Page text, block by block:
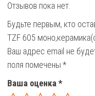
Отзывов пока нет.
Будьте первым, кто
TZF 605
Ваш адрес email не
поля помечены *
Ваша оценка *